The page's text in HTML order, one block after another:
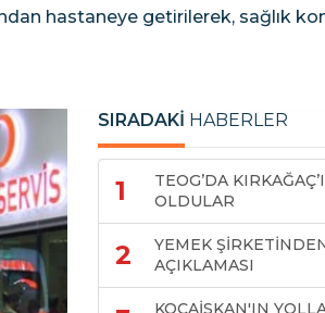
hastaneye getirilerek, sağlık
SIRADAKİ HABERLER
1
TEOG’DA
OLDULAR
2
YEMEK
AÇIKLAMASI
KOCAİSKAN'IN